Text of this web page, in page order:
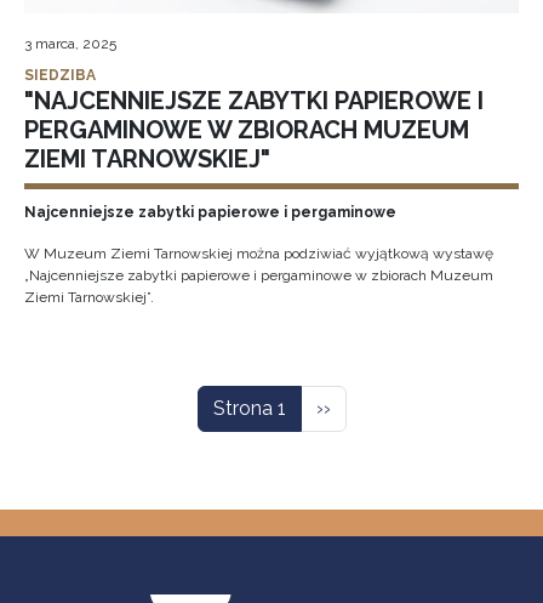
3 marca, 2025
SIEDZIBA
"NAJCENNIEJSZE ZABYTKI PAPIEROWE I
PERGAMINOWE W ZBIORACH MUZEUM
ZIEMI TARNOWSKIEJ"
Najcenniejsze zabytki papierowe i pergaminowe
W Muzeum Ziemi Tarnowskiej można podziwiać wyjątkową wystawę
„Najcenniejsze zabytki papierowe i pergaminowe w zbiorach Muzeum
Ziemi Tarnowskiej”.
Strona 1 Następna strona
››